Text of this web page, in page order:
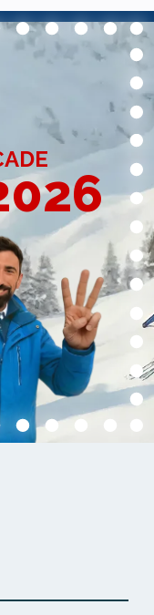
da €9, sono
mercato.
è coperto